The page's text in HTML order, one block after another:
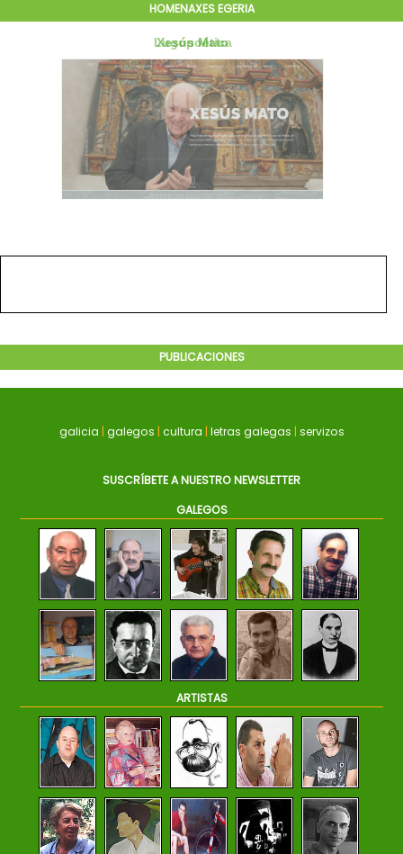
HOMENAXES EGERIA
PUBLICACIONES
galicia | galegos | cultura | letras galegas | servizos
SUSCRÍBETE A NUESTRO NEWSLETTER
GALEGOS
ARTISTAS